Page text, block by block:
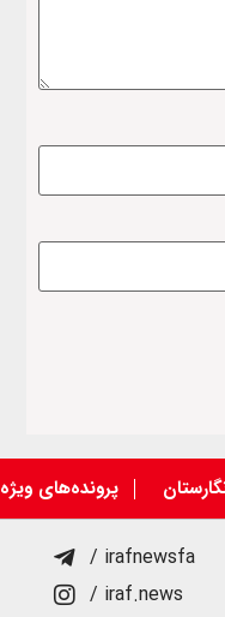
پرونده‌های ویژه
/ irafnewsfa
/ iraf.news